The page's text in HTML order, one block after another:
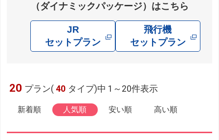
（ダイナミックパッケージ）はこちら
JR
セットプラン
飛行機
セットプラン
20 プラン( 40 タイプ)中 1～20件表示
新着順 人気順 安い順 高い順